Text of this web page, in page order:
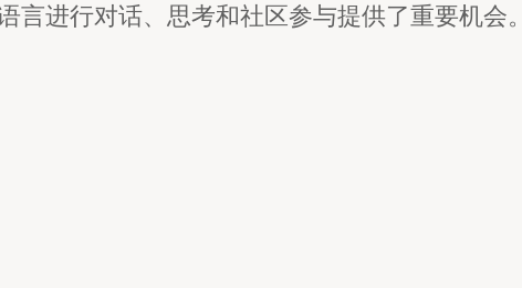
言进行对话、思考和社区参与提供了重要机会